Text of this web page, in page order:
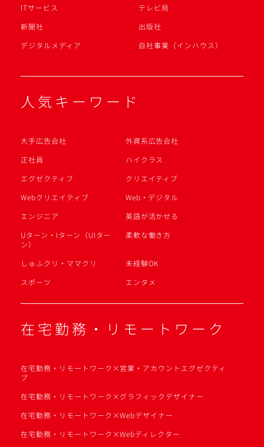
ITサービス
テレビ局
新聞社
出版社
デジタルメディア
自社事業（インハウス）
人気キーワード
大手広告会社
外資系広告会社
正社員
ハイクラス
エグゼクティブ
クリエイティブ
Webクリエイティブ
Web・デジタル
エンジニア
英語が活かせる
Uターン・Iターン（UIター
ン）
柔軟な働き方
しゅふクリ・ママクリ
未経験OK
スポーツ
エンタメ
在宅勤務・リモートワーク
在宅勤務・リモートワーク×営業・アカウントエグゼクティ
ブ
在宅勤務・リモートワーク×グラフィックデザイナー
在宅勤務・リモートワーク×Webデザイナー
在宅勤務・リモートワーク×Webディレクター